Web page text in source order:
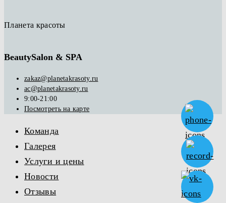
Планета красоты
BeautySalon & SPA
zakaz@planetakrasoty.ru
ac@planetakrasoty.ru
9:00-21:00
Посмотреть на карте
Команда
Галерея
Услуги и цены
Новости
Отзывы